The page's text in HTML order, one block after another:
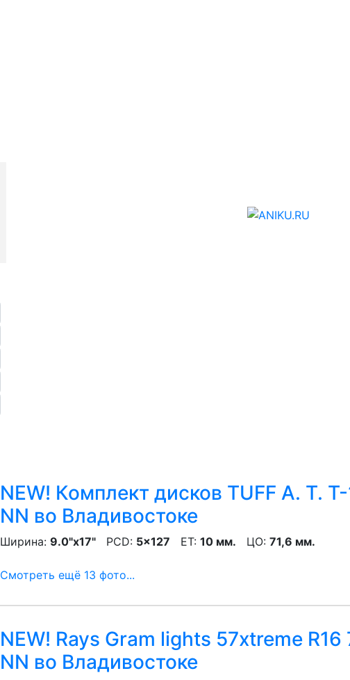
NEW! Комплект дисков TUFF A. T.
NN во Владивостоке
Ширина: 9.0"x17" PCD: 5x127 ET: 10 мм. ЦО: 71,6 мм.
Смотреть ещё 13 фото...
NEW! Rays Gram lights 57xtreme
NN во Владивостоке